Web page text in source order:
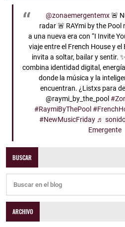
@zonaemergentemx🚨
radar 🚨 RAYmi by the
a una nueva era con “I Invite
viaje entre el French House y el
invita a soltar, bailar y sentir.
combina identidad digital,
donde la música y la
encuentran. ¿Listxs para
@raymi_by_the_pool
#RaymiByThePool
#NewMusicFriday ♬
Emergente
BUSCAR
ARCHIVO